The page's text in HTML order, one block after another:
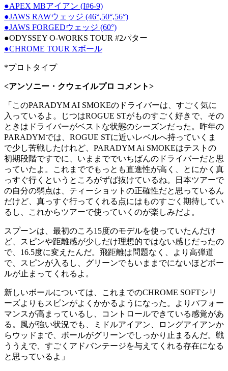
●APEX MBアイアン (I#6-9)
●JAWS RAWウェッジ (46°,50°,56°)
●JAWS FORGEDウェッジ (60°)
●ODYSSEY O-WORKS TOUR #2パター
●CHROME TOUR Xボール
*プロトタイプ
<アンソニー・クウェイルプロ コメント>
「このPARADYM AI SMOKEのドライバーは、すごく気に
入っているよ。じつはROGUE STがものすごく好きで、その
ときはドライバーがベストな状態のシーズンだった。昨年の
PARADYMでは、ROGUE STに近いレベルへ持っていくま
で少し苦戦したけれど、PARADYM Ai SMOKEはテストの
初期段階ですでに、いままででいちばんのドライバーだと思
っていたよ。これまででもっとも直進性が高く、とにかく真
っすぐ行くというところがずば抜けているね。日本ツアーで
の自分の弱点は、ティーショットの正確性だと思っているん
だけど、真っすぐ行ってくれる点にはものすごく期待してい
るし、これからツアーで使っていくのが楽しみだよ。
スプーンは、最初のころ15度のモデルを使っていたんだけ
ど、スピンや距離感が少しだけ理想的ではない感じだったの
で、16.5度に変えたんだ。飛距離は問題なく、より高弾道
で、スピンが入るし、グリーンでもいままでにないほどボー
ルが止まってくれるよ。
新しいボールについては、これまでのCHROME SOFTシリ
ーズよりもスピンがよくかかるようになった。よりパフォー
マンスが高まっているし、コントロールできている感覚があ
る。風が強い状況でも、ミドルアイアン、ロングアイアンか
らウッドまで、ボールがグリーンでしっかり止まるんだ。戦
ううえで、すごくアドバンテージを与えてくれる存在になる
と思っているよ」